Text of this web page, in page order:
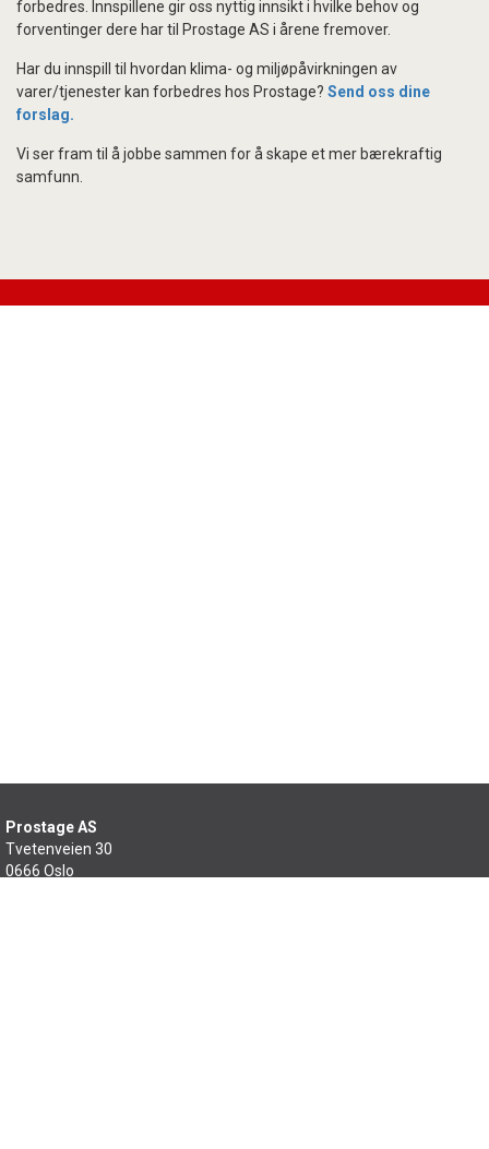
forbedres. Innspillene gir oss nyttig innsikt i hvilke behov og
forventinger dere har til Prostage AS i årene fremover.
Har du innspill til hvordan klima- og miljøpåvirkningen av
varer/tjenester kan forbedres hos Prostage? Send oss dine
forslag.
Vi ser fram til å jobbe sammen for å skape et mer bærekraftig
samfunn.
Prostage AS
Tvetenveien 30
0666 Oslo